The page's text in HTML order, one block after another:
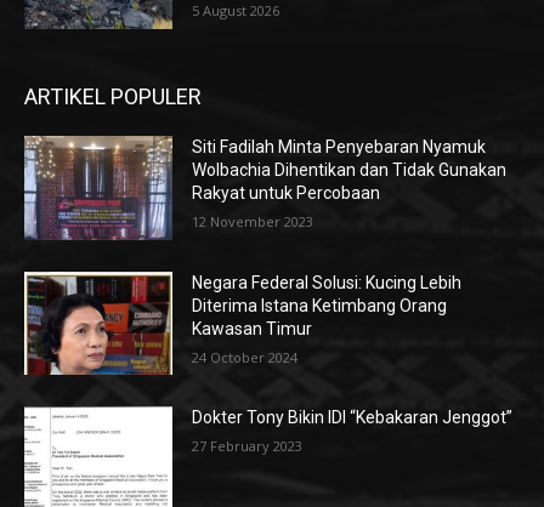
5 August 2026
ARTIKEL POPULER
Siti Fadilah Minta Penyebaran Nyamuk
Wolbachia Dihentikan dan Tidak Gunakan
Rakyat untuk Percobaan
12 November 2023
Negara Federal Solusi: Kucing Lebih
Diterima Istana Ketimbang Orang
Kawasan Timur
24 October 2024
Dokter Tony Bikin IDI “Kebakaran Jenggot”
27 February 2023